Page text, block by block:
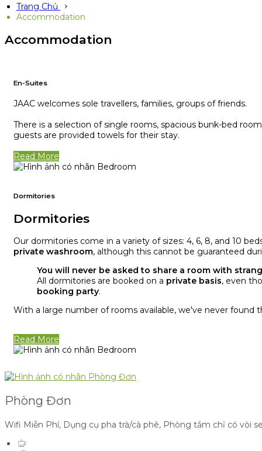
Trang Chủ
Accommodation
Accommodation
En-Suites
JAAC welcomes sole travellers, families, groups of friends.
There is a selection of single rooms, spacious bunk-bed
guests are provided towels for their stay.
Read More
Dormitories
Dormitories
Our dormitories come in a variety of sizes: 4, 6, 8, and 10
private washroom, although this cannot be guaranteed
You will never be asked to share a room with
All dormitories are booked on a private basis, even
booking party.
With a large number of rooms available, we've never
Read More
Phòng Đơn
Wifi Miễn Phí, Dụng cụ pha trà/cà phê, Phòng tắm chỉ có vòi